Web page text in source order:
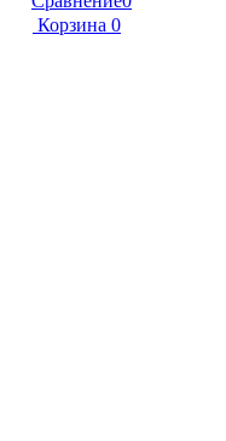
Корзина 0